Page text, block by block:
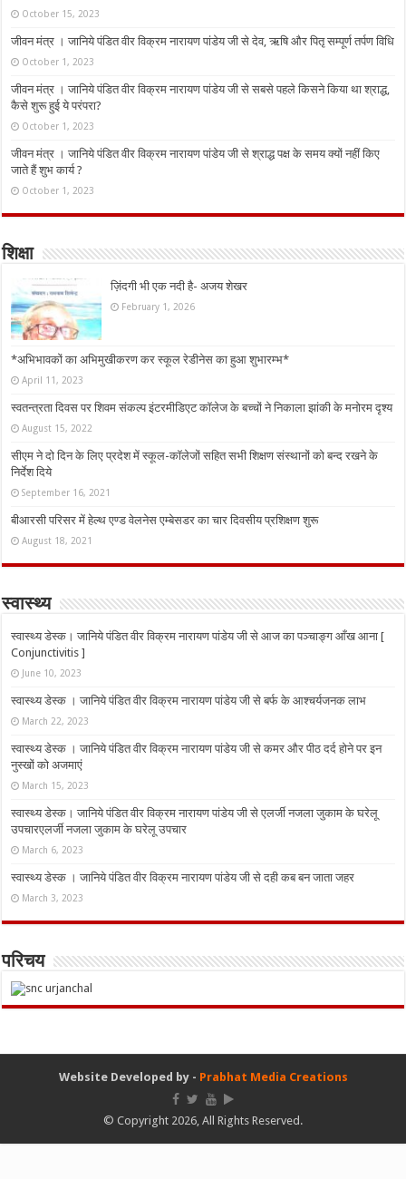
October 15, 2023
जीवन मंत्र । जानिये पंडित वीर विक्रम नारायण पांडेय जी से देव, ऋषि और पितृ सम्पूर्ण तर्पण विधि
October 1, 2023
जीवन मंत्र । जानिये पंडित वीर विक्रम नारायण पांडेय जी से सबसे पहले किसने किया था श्राद्ध,
कैसे शुरू हुई ये परंपरा?
October 1, 2023
जीवन मंत्र । जानिये पंडित वीर विक्रम नारायण पांडेय जी से श्राद्ध पक्ष के समय क्यों नहीं किए
जाते हैं शुभ कार्य ?
October 1, 2023
शिक्षा
ज़िंदगी भी एक नदी है- अजय शेखर
February 1, 2026
*अभिभावकों का अभिमुखीकरण कर स्कूल रेडीनेस का हुआ शुभारम्भ*
April 11, 2023
स्वतन्त्रता दिवस पर शिवम संकल्प इंटरमीडिएट कॉलेज के बच्चों ने निकाला झांकी के मनोरम दृश्य
August 15, 2022
सीएम ने दो दिन के लिए प्रदेश में स्कूल-कॉलेजों सहित सभी शिक्षण संस्थानों को बन्द रखने के
निर्देश दिये
September 16, 2021
बीआरसी परिसर में हेल्थ एण्ड वेलनेस एम्बेसडर का चार दिवसीय प्रशिक्षण शुरू
August 18, 2021
स्वास्थ्य
स्वास्थ्य डेस्क। जानिये पंडित वीर विक्रम नारायण पांडेय जी से आज का पञ्चाङ्ग आँख आना [
Conjunctivitis ]
June 10, 2023
स्वास्थ्य डेस्क । जानिये पंडित वीर विक्रम नारायण पांडेय जी से बर्फ के आश्चर्यजनक लाभ
March 22, 2023
स्वास्थ्य डेस्क । जानिये पंडित वीर विक्रम नारायण पांडेय जी से कमर और पीठ दर्द होने पर इन
नुस्‍खों को अजमाएं
March 15, 2023
स्वास्थ्य डेस्क। जानिये पंडित वीर विक्रम नारायण पांडेय जी से एलर्जी नजला जुकाम के घरेलू
उपचारएलर्जी नजला जुकाम के घरेलू उपचार
March 6, 2023
स्वास्थ्य डेस्क । जानिये पंडित वीर विक्रम नारायण पांडेय जी से दही कब बन जाता जहर
March 3, 2023
परिचय
Website Developed by - Prabhat Media Creations
© Copyright 2026, All Rights Reserved.